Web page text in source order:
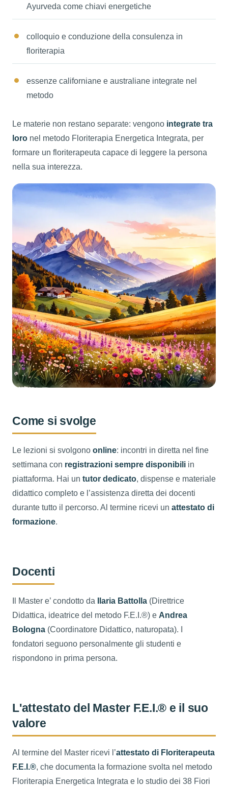
Ayurveda come chiavi energetiche
colloquio e conduzione della consulenza in
floriterapia
essenze californiane e australiane integrate nel
metodo
Le materie non restano separate: vengono integrate tra
loro nel metodo Floriterapia Energetica Integrata, per
formare un floriterapeuta capace di leggere la persona
nella sua interezza.
Come si svolge
Le lezioni si svolgono online: incontri in diretta nel fine
settimana con registrazioni sempre disponibili in
piattaforma. Hai un tutor dedicato, dispense e materiale
didattico completo e l’assistenza diretta dei docenti
durante tutto il percorso. Al termine ricevi un attestato di
formazione.
Docenti
Il Master e’ condotto da Ilaria Battolla (Direttrice
Didattica, ideatrice del metodo F.E.I.®) e Andrea
Bologna (Coordinatore Didattico, naturopata). I
fondatori seguono personalmente gli studenti e
rispondono in prima persona.
L'attestato del Master F.E.I.® e il suo
valore
Al termine del Master ricevi l’attestato di Floriterapeuta
F.E.I.®, che documenta la formazione svolta nel metodo
Floriterapia Energetica Integrata e lo studio dei 38 Fiori